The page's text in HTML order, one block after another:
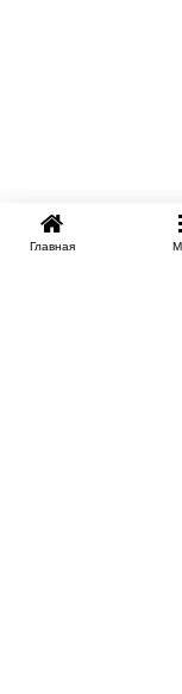
Главная